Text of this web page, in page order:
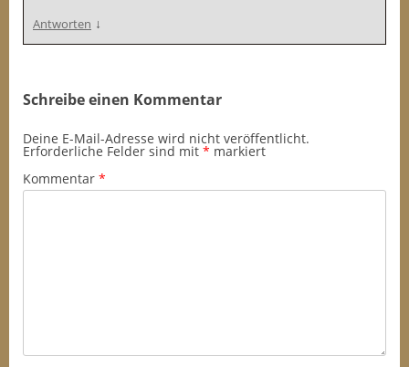
Antworten ↓
Schreibe einen Kommentar
Deine E-Mail-Adresse wird nicht veröffentlicht.
Erforderliche Felder sind mit * markiert
Kommentar *